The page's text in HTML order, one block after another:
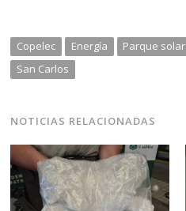
Copelec Energía Parque solar
San Carlos
NOTICIAS RELACIONADAS